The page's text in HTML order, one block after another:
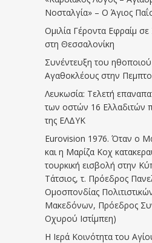
Νοσταλγία» – Ο Άγιος
Ομιλία Γέροντα Εφραίμ
στη Θεσσαλονίκη
Συνέντευξη του
Αγαθοκλέους στην
Λευκωσία: Τελετή
των οστών 16 Ελλαδιτών
της ΕΛΔΥΚ
Eurovision 1976. Όταν ο
και η Μαρίζα Κοχ
τουρκική εισβολή στην
Τάτσιος, τ. Πρόεδρος
Ομοσπονδίας
Μακεδόνων, Πρόεδρος
Οχυρού Ιστίμπεη)
Η Ιερά Κοινότητα του